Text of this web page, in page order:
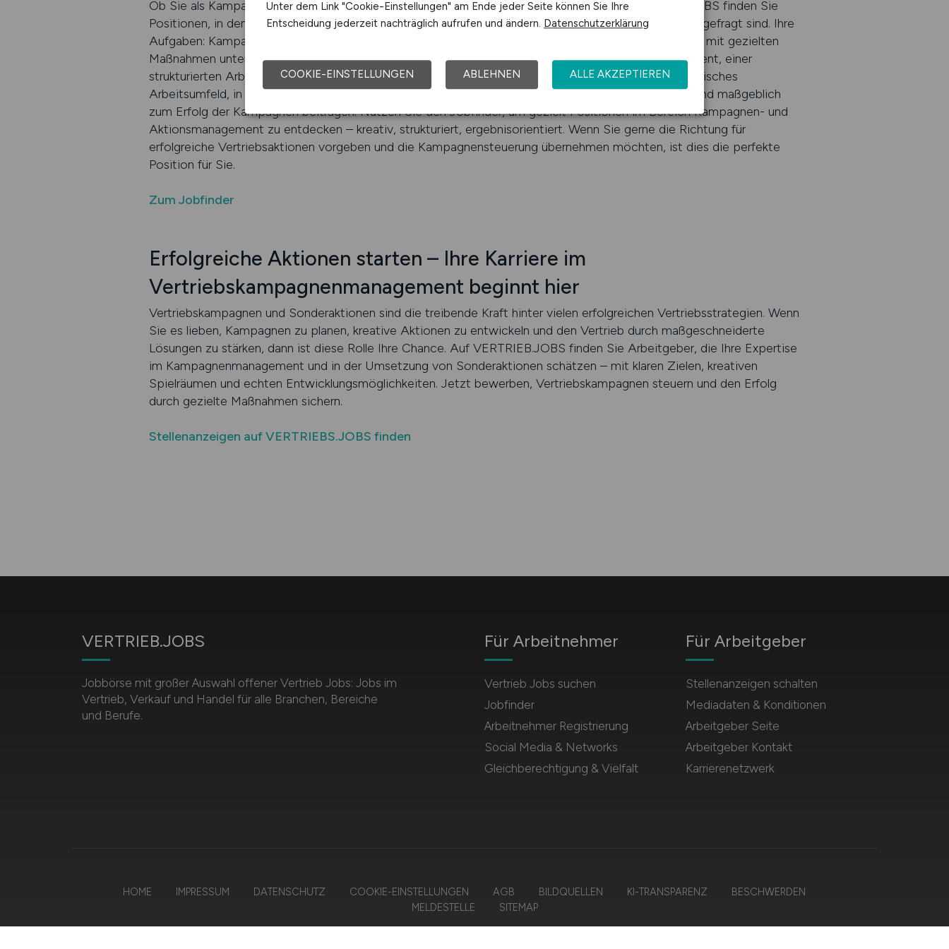
Ob Sie als Kampagnenmanager, Sales Support oder Vertriebsassistent tätig sind – auf VERTRIEB.JOBS finden Sie
Positionen, in denen Ihre Fähigkeiten im Management von Vertriebskampagnen und Sonderaktionen gefragt sind. Ihre
Aufgaben: Kampagnen planen, Sonderaktionen koordinieren, Ergebnisse analysieren und den Vertrieb mit gezielten
Maßnahmen unterstützen. Besonders gesucht sind Bewerber mit Erfahrung im Kampagnenmanagement, einer
strukturierten Arbeitsweise und einem hohen Maß an Flexibilität. Arbeitgeber bieten Ihnen ein dynamisches
Arbeitsumfeld, in dem Sie kreative Lösungen entwickeln, eng mit dem Vertrieb zusammenarbeiten und maßgeblich
zum Erfolg der Kampagnen beitragen. Nutzen Sie den Jobfinder, um gezielt Positionen im Bereich Kampagnen- und
Aktionsmanagement zu entdecken – kreativ, strukturiert, ergebnisorientiert. Wenn Sie gerne die Richtung für
erfolgreiche Vertriebsaktionen vorgeben und die Kampagnensteuerung übernehmen möchten, ist dies die perfekte
Position für Sie.
Zum Jobfinder
Erfolgreiche Aktionen starten – Ihre Karriere im
Vertriebskampagnenmanagement beginnt hier
Vertriebskampagnen und Sonderaktionen sind die treibende Kraft hinter vielen erfolgreichen Vertriebsstrategien. Wenn
Sie es lieben, Kampagnen zu planen, kreative Aktionen zu entwickeln und den Vertrieb durch maßgeschneiderte
Lösungen zu stärken, dann ist diese Rolle Ihre Chance. Auf VERTRIEB.JOBS finden Sie Arbeitgeber, die Ihre Expertise
im Kampagnenmanagement und in der Umsetzung von Sonderaktionen schätzen – mit klaren Zielen, kreativen
Spielräumen und echten Entwicklungsmöglichkeiten. Jetzt bewerben, Vertriebskampagnen steuern und den Erfolg
durch gezielte Maßnahmen sichern.
Stellenanzeigen auf VERTRIEBS.JOBS finden
VERTRIEB.JOBS
Jobbörse mit großer Auswahl offener Vertrieb Jobs: Jobs im
Vertrieb, Verkauf und Handel für alle Branchen, Bereiche
und Berufe.
Für Arbeitnehmer
Vertrieb Jobs suchen
Jobfinder
Arbeitnehmer Registrierung
Social Media & Networks
Gleichberechtigung & Vielfalt
Für Arbeitgeber
Stellenanzeigen schalten
Mediadaten & Konditionen
Arbeitgeber Seite
Arbeitgeber Kontakt
Karrierenetzwerk
HOME IMPRESSUM DATENSCHUTZ COOKIE-EINSTELLUNGEN AGB BILDQUELLEN KI-TRANSPARENZ
BESCHWERDEN
MELDESTELLE
SITEMAP
Unter dem Link "Cookie-Einstellungen" am Ende jeder Seite können Sie Ihre
Entscheidung jederzeit nachträglich aufrufen und ändern. Datenschutzerklärung
COOKIE-EINSTELLUNGEN ABLEHNEN ALLE AKZEPTIEREN